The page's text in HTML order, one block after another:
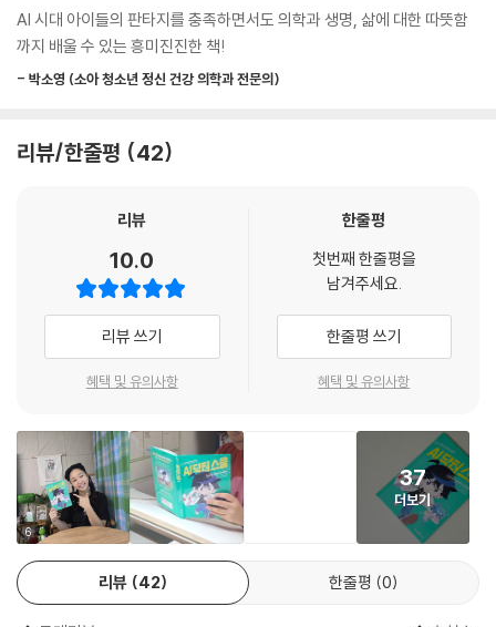
재미있는 스토리를 읽으며
미리 경험하는 의학과 의사의 세계!
많은 아이가 장래 희망으로 의사를 꼽지만, 구체적으로 어떤 일을 하는지,
는 경우가 많습니다. 이비인후과 전문의인 이낙준 작가는 증상을 판단하고
탐정이 증거를 바탕으로 범인을 찾아내듯 흥미롭다고도 말합니다. 〈AI 닥
터 스쿨〉 시리즈는 이러한 실제 의사로서의 경험을 이야기로 녹여 의사가
되고 싶은 수호가 의료용 진단 AI 바루다의 도움을 받아 분식점 주인 할머
니, 학원 친구 등 주변 사람들의 증상을 관찰하여 장염, 소아 백혈병, 알츠
하이머병 등을 알아내는 과정을 흥미진진하게 그렸습니다. 독자들은 책을
읽으면서 어떻게 하면 장염을 예방할 수 있는지, 건망증과 치매는 어떻게
구분하는지, 소아암과 성인암은 어떻게 다른지 등에 대한 의학 지식을 자
하는 것 외에도 치료 이후의 삶까지 살피는 등 환자의 입장에서 생각해야
한다는 교훈까지 얻게 될 것입니다.
AI 시대 아이들의 판타지를 충족하면서도 의학과 생명, 삶에 대한 따뜻함
까지 배울 수 있는 흥미진진한 책!
- 박소영 (소아 청소년 정신 건강 의학과 전문의)
리뷰/한줄평 42
리뷰
10.0
리뷰 쓰기
혜택 및 유의사항
한줄평
첫번째 한줄평을
남겨주세요.
한줄평 쓰기
혜택 및 유의사항
6
37
더보기
리뷰 42 한줄평 0